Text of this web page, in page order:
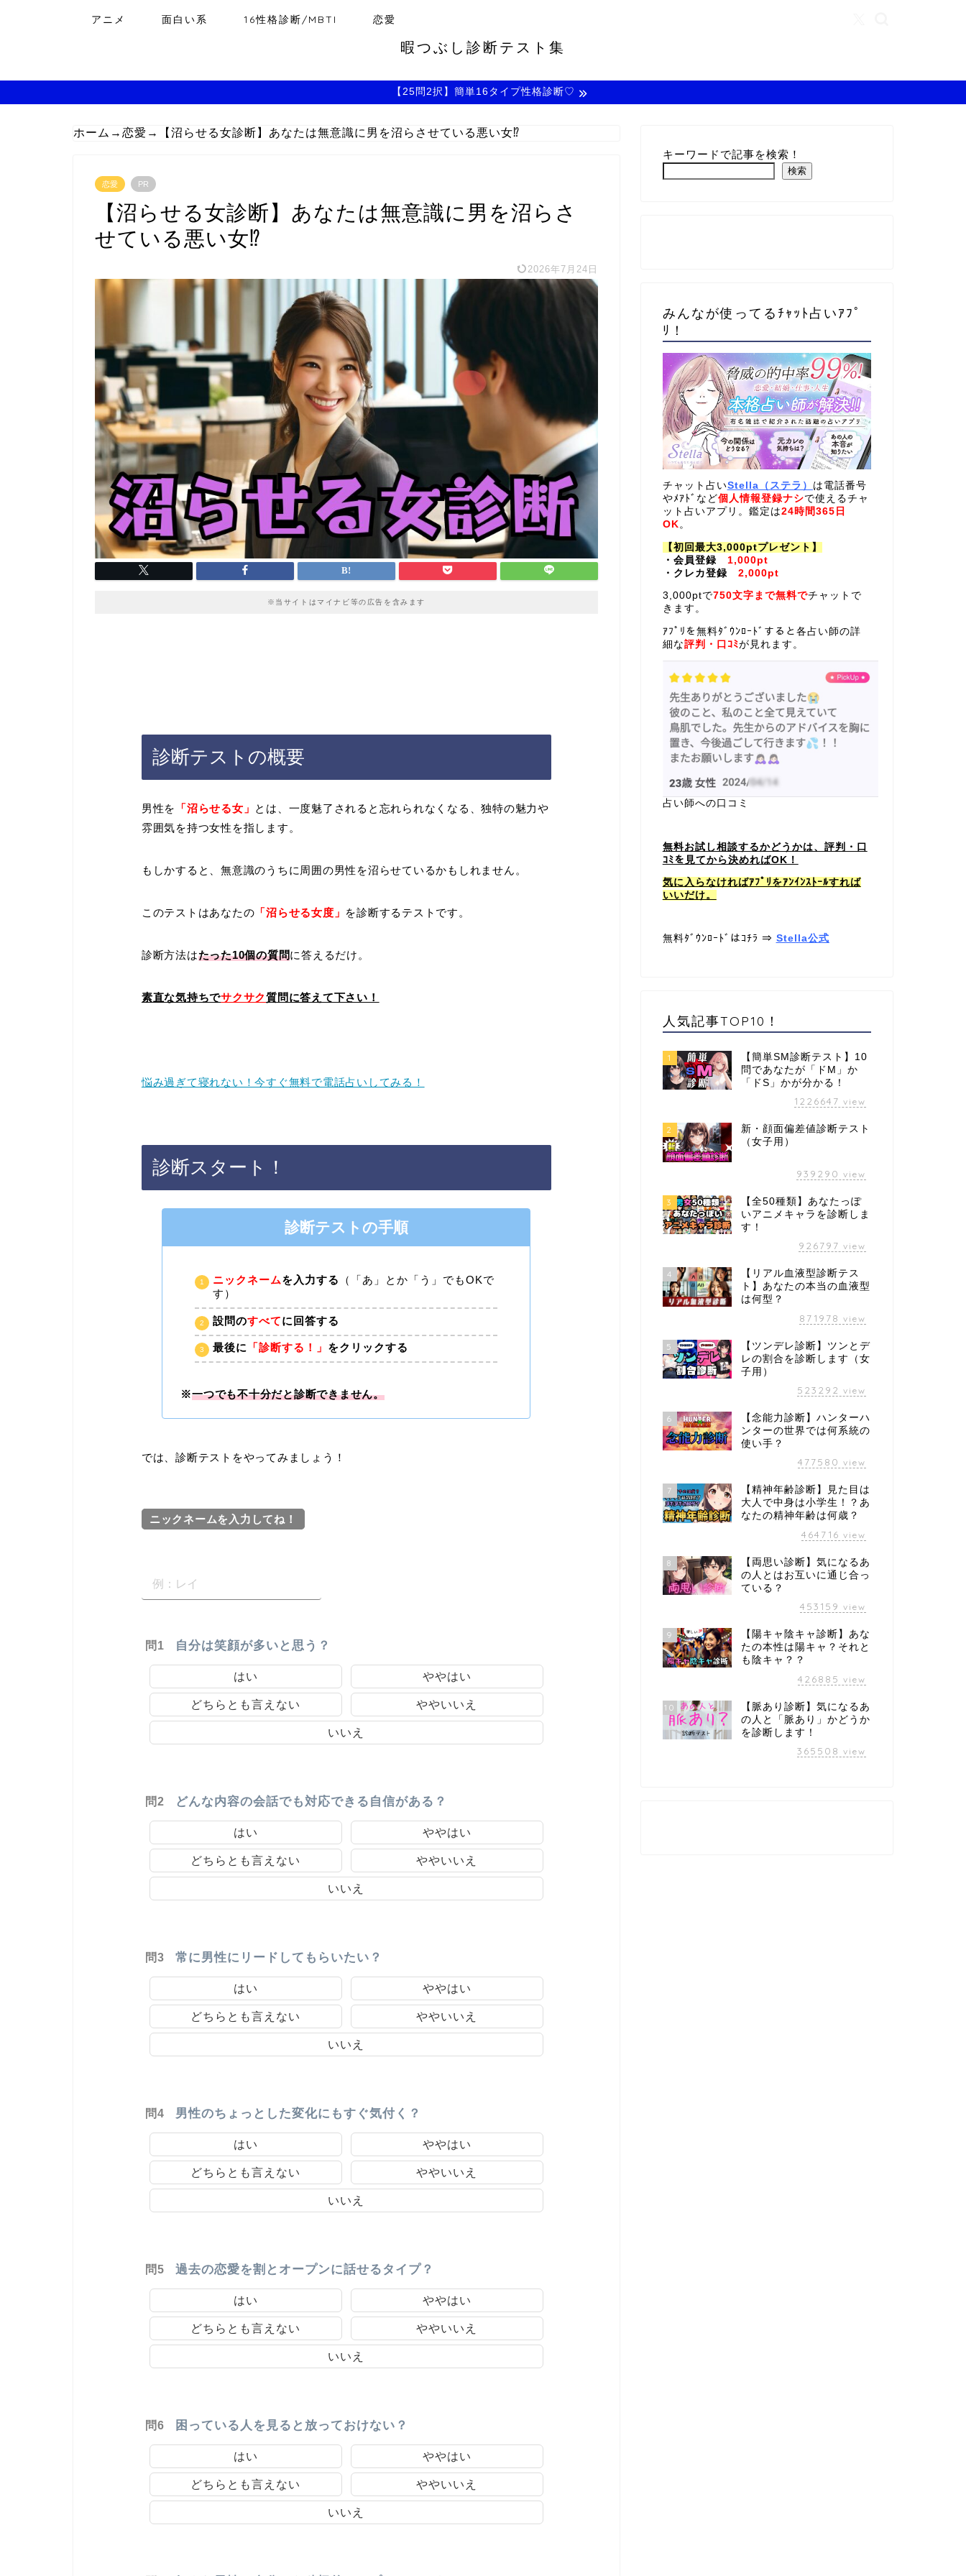
アニメ 面白い系 16性格診断/MBTI 恋愛
暇つぶし診断テスト集
【25問2択】簡単16タイプ性格診断♡
ホーム → 恋愛 → 【沼らせる女診断】あなたは無意識に男を沼らさせている悪い女⁉
恋愛 PR
【沼らせる女診断】あなたは無意識に男を沼らさ
せている悪い女⁉
2026年7月24日
※当サイトはマイナビ等の広告を含みます
診断テストの概要
男性を 「沼らせる女」 とは、一度魅了されると忘れられなくなる、独特の魅力や
雰囲気を持つ女性を指します。
もしかすると、無意識のうちに周囲の男性を沼らせているかもしれません。
このテストはあなたの 「沼らせる女度」 を診断するテストです。
診断方法はたった10個の質問に答えるだけ。
素直な気持ちでサクサク質問に答えて下さい！
悩み過ぎて寝れない！今すぐ無料で電話占いしてみる！
診断スタート！
診断テストの手順
ニックネームを入力する
（「あ」とか「う」でもOKで
す）
設問のすべてに回答する
最後に 「診断する！」 をクリックする
※一つでも不十分だと診断できません。
では、診断テストをやってみましょう！
ニックネームを入力してね！
問1 自分は笑顔が多いと思う？
はい ややはい
どちらとも言えない ややいいえ
いいえ
問2 どんな内容の会話でも対応できる自信がある？
はい ややはい
どちらとも言えない ややいいえ
いいえ
問3 常に男性にリードしてもらいたい？
はい ややはい
どちらとも言えない ややいいえ
いいえ
問4 男性のちょっとした変化にもすぐ気付く？
はい ややはい
どちらとも言えない ややいいえ
いいえ
問5 過去の恋愛を割とオープンに話せるタイプ？
はい ややはい
どちらとも言えない ややいいえ
いいえ
問6 困っている人を見ると放っておけない？
はい ややはい
どちらとも言えない ややいいえ
いいえ
キーワードで記事を検索！
検索
みんなが使ってるﾁｬｯﾄ占いｱﾌﾟ
ﾘ！
チャット占いStella（ステラ） は電話番号
やﾒｱﾄﾞなど個人情報登録ナシで使えるチャ
ット占いアプリ。鑑定は24時間365日
OK 。
【初回最大3,000ptプレゼント】
・会員登録 1,000pt
・クレカ登録 2,000pt
3,000ptで750文字まで無料でチャットで
きます。
ｱﾌﾟﾘを無料ﾀﾞｳﾝﾛｰﾄﾞすると各占い師の詳
細な評判・口ｺﾐが見れます。
占い師への口コミ
無料お試し相談するかどうかは、評判・口
ｺﾐを見てから決めればOK！
気に入らなければｱﾌﾟﾘをｱﾝｲﾝｽﾄｰﾙすれば
いいだけ。
無料ﾀﾞｳﾝﾛｰﾄﾞはｺﾁﾗ ⇒ Stella公式
人気記事TOP10！
1
【簡単SM診断テスト】10
問であなたが「ドM」か
「ドS」かが分かる！
1226647 view
2
新・顔面偏差値診断テスト
（女子用）
939290 view
3
【全50種類】あなたっぽ
いアニメキャラを診断しま
す！
926797 view
4
【リアル血液型診断テス
ト】あなたの本当の血液型
は何型？
871978 view
5
【ツンデレ診断】ツンとデ
レの割合を診断します（女
子用）
523292 view
6
【念能力診断】ハンターハ
ンターの世界では何系統の
使い手？
477580 view
7
【精神年齢診断】見た目は
大人で中身は小学生！？あ
なたの精神年齢は何歳？
464716 view
8
【両思い診断】気になるあ
の人とはお互いに通じ合っ
ている？
453159 view
9
【陽キャ陰キャ診断】あな
たの本性は陽キャ？それと
も陰キャ？？
426885 view
10
【脈あり診断】気になるあ
の人と「脈あり」かどうか
を診断します！
365508 view